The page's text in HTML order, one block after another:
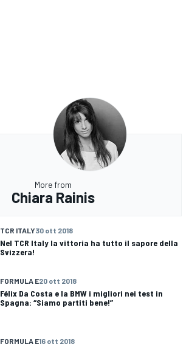
More from
Chiara Rainis
TCR ITALY30 ott 2018
Nel TCR Italy la vittoria ha tutto il sapore della
Svizzera!
FORMULA E20 ott 2018
Félix Da Costa e la BMW i migliori nei test in
Spagna: “Siamo partiti bene!”
FORMULA E16 ott 2018